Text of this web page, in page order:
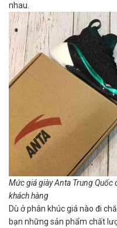
nhau.
Mức giá giày Anta Trung Quốc
khách hàng
Dù ở phân khúc giá nào đi
bạn những sản phẩm chất